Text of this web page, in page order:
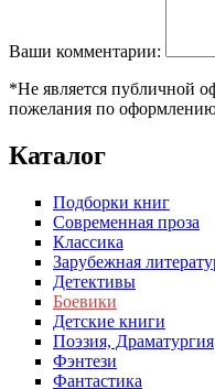
Ваши комментарии:
*Не является публичной
пожелания по
Каталог
Подборки книг
Современная проза
Классика
Зарубежная
Детективы
Боевики
Детские книги
Поэзия, Драматургия
Фэнтези
Фантастика